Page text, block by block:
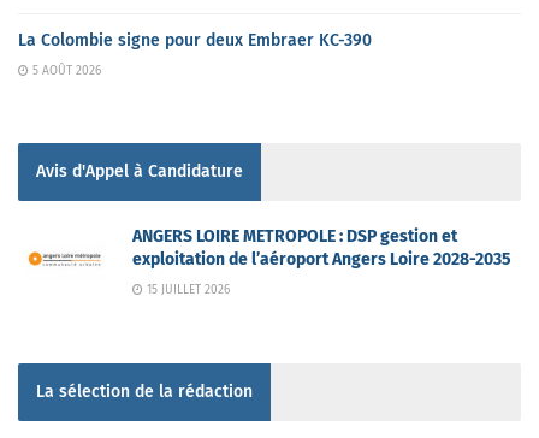
La Colombie signe pour deux Embraer KC-390
5 AOÛT 2026
Avis d'Appel à Candidature
ANGERS LOIRE METROPOLE : DSP gestion et
exploitation de l’aéroport Angers Loire 2028-2035
15 JUILLET 2026
La sélection de la rédaction